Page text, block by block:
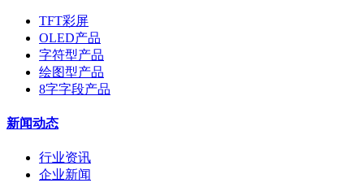
TFT彩屏
OLED产品
字符型产品
绘图型产品
8字字段产品
新闻动态
行业资讯
企业新闻